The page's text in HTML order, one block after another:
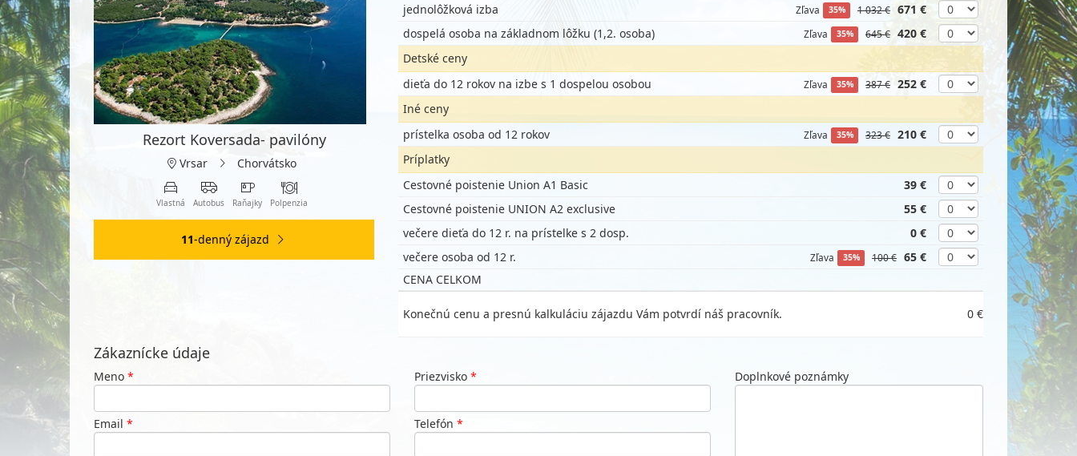
Rezort Koversada- pavilóny
Vrsar Chorvátsko
Vlastná Autobus Raňajky Polpenzia
11-denný zájazd
jednolôžková izba
Zľava 35% 1 032 € 671 €
dospelá osoba na základnom lôžku (1,2. osoba)
Zľava 35% 645 € 420 €
Detské ceny
dieťa do 12 rokov na izbe s 1 dospelou osobou
Zľava 35% 387 € 252 €
Iné ceny
prístelka osoba od 12 rokov
Zľava 35% 323 € 210 €
Príplatky
Cestovné poistenie Union A1 Basic
39 €
Cestovné poistenie UNION A2 exclusive
55 €
večere dieťa do 12 r. na prístelke s 2 dosp.
0 €
večere osoba od 12 r.
Zľava 35% 100 € 65 €
CENA CELKOM
Konečnú cenu a presnú kalkuláciu zájazdu Vám potvrdí náš pracovník. 0 €
Zákaznícke údaje
Meno * Priezvisko *
Email * Telefón *
Doplnkové poznámky